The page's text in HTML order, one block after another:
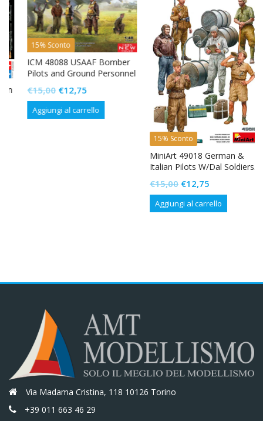
15% Sconto
ICM 48088 USAAF Bomber
Pilots and Ground Personnel
15,00Il
prezzo
originale
€12,75Il
prezzo
attuale
Aggiungi al carrello
15% Sconto
MiniArt 49018 German &
Italian Pilots W/Dal Soldiers.
15,00Il
prezzo
originale
€12,75Il
prezzo
attuale
Aggiungi al carrello
Via Madama Cristina, 118 10126 Torino
+39 011 663 46 29